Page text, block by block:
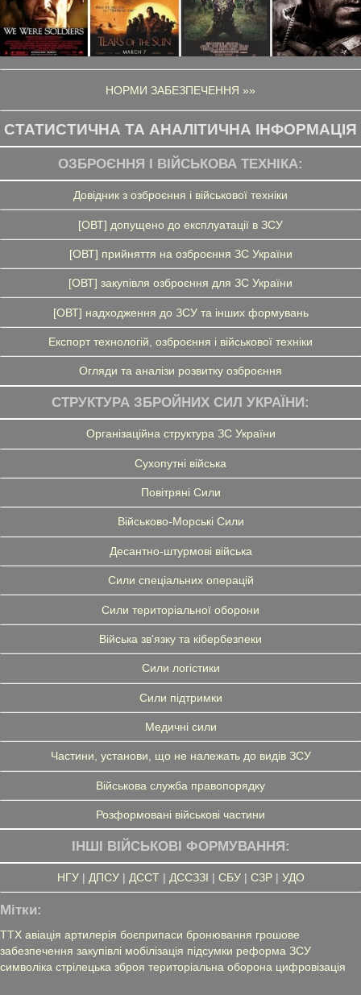
НОРМИ ЗАБЕЗПЕЧЕННЯ »»
СТАТИСТИЧНА ТА АНАЛІТИЧНА ІНФОРМАЦІЯ
ОЗБРОЄННЯ І ВІЙСЬКОВА ТЕХНІКА:
Довідник з озброєння і військової техніки
[ОВТ] допущено до експлуатації в ЗСУ
[ОВТ] прийняття на озброєння ЗС України
[ОВТ] закупівля озброєння для ЗС України
[ОВТ] надходження до ЗСУ та інших формувань
Експорт технологій, озброєння і військової техніки
Огляди та аналізи розвитку озброєння
СТРУКТУРА ЗБРОЙНИХ СИЛ УКРАЇНИ:
Організаційна структура ЗС України
Сухопутні війська
Повітряні Сили
Військово-Морські Сили
Десантно-штурмові війська
Сили спеціальних операцій
Сили територіальної оборони
Війська зв'язку та кібербезпеки
Сили логістики
Сили підтримки
Медичні сили
Частини, установи, що не належать до видів ЗСУ
Військова служба правопорядку
Розформовані військові частини
ІНШІ ВІЙСЬКОВІ ФОРМУВАННЯ:
НГУ| ДПСУ| ДССТ| ДССЗЗІ | СБУ| СЗР| УДО
Мітки:
ТТХ авіація артилерія боєприпаси бронювання грошове
забезпечення закупівлі мобілізація підсумки реформа ЗСУ
символіка стрілецька зброя територіальна оборона цифровізація